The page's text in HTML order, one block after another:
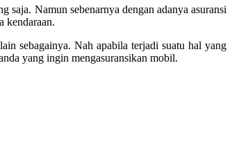
saja. Namun sebenarnya dengan adanya asuransi
kendaraan.
sebagainya. Nah apabila terjadi suatu hal yang
yang ingin mengasuransikan mobil.